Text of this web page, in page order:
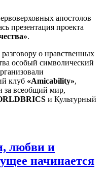
апостолов
презентация проекта
.
о нравственных
особый символический
клуб «Amicability»,
за всеобщий мир,
и Культурный
любви и
начинается